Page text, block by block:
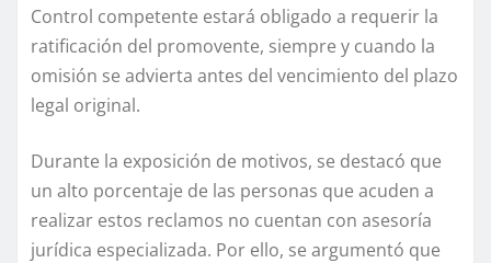
Control competente estará obligado a requerir la
ratificación del promovente, siempre y cuando la
omisión se advierta antes del vencimiento del plazo
legal original.
Durante la exposición de motivos, se destacó que
un alto porcentaje de las personas que acuden a
realizar estos reclamos no cuentan con asesoría
jurídica especializada. Por ello, se argumentó que